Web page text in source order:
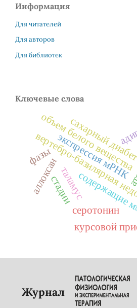
Информация
Для читателей
Для авторов
Для библиотек
Ключевые слова
вертебро-таламус
объем белого вещества
сахарный
аллоксан
фазы
стадии
серотонин
экспрессия мРНК
курсовой
Журнал